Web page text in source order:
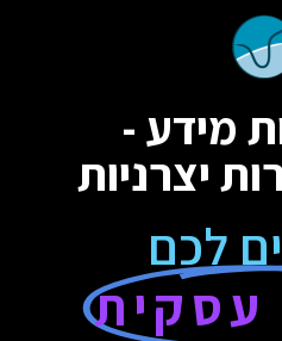
מידע -
יצרניות
לכם